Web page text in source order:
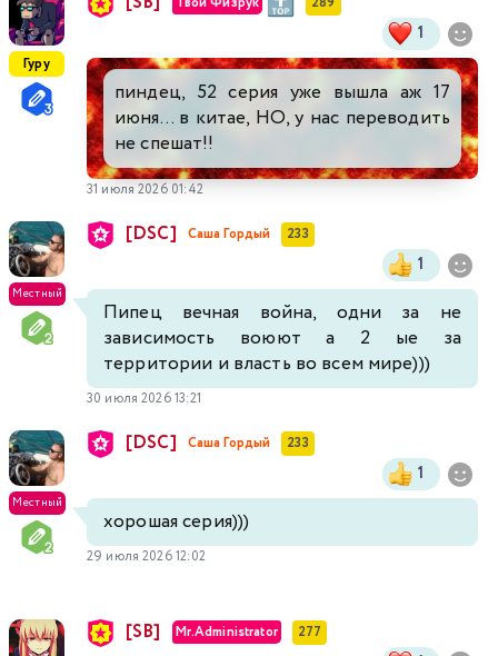
Гуру
1
пиндец, 52 серия уже вышла аж 17
июня... в китае, НО, у нас переводить
не спешат!!
31 июля 2026 01:42
Местный
[DSC] Саша Гордый 233
1
Пипец вечная война, одни за не
зависимость воюют а 2 ые за
территории и власть во всем мире)))
30 июля 2026 13:21
Местный
[DSC] Саша Гордый 233
1
хорошая серия)))
29 июля 2026 12:02
[SB] Mr.Administrator 277